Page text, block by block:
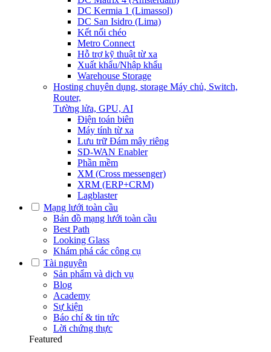
DC Kermia 1 (Limassol)
DC San Isidro (Lima)
Kết nối chéo
Metro Connect
Hỗ trợ kỹ thuật từ xa
Xuất khẩu/Nhập khẩu
Warehouse Storage
Hosting chuyên dụng, storage Máy chủ, Switch,
Router,
Tường lửa, GPU, AI
Điện toán biên
Máy tính từ xa
Lưu trữ Đám mây riêng
SD-WAN Enabler
Phần mềm
XM (Cross messenger)
XRM (ERP+CRM)
Lagblaster
Mạng lưới toàn cầu
Bản đồ mạng lưới toàn cầu
Best Path
Looking Glass
Khám phá các công cụ
Tài nguyên
Sản phẩm và dịch vụ
Blog
Academy
Sự kiện
Báo chí & tin tức
Lời chứng thực
Featured